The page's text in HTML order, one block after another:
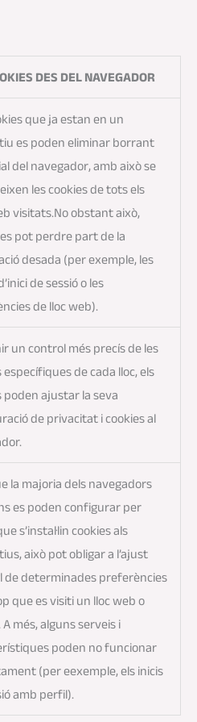
DES DEL NAVEGADOR
que ja estan en un
es poden eliminar borrant
del navegador, amb això se
les cookies de tots els
visitats.No obstant això,
pot perdre part de la
desada (per exemple, les
de sessió o les
de lloc web).
un control més precís de les
específiques de cada lloc, els
poden ajustar la seva
de privacitat i cookies al
la majoria dels navegadors
es poden configurar per
s’instal·lin cookies als
això pot obligar a l’ajust
de determinades preferències
que es visiti un lloc web o
A més, alguns serveis i
poden no funcionar
(per eexemple, els inicis
amb perfil).